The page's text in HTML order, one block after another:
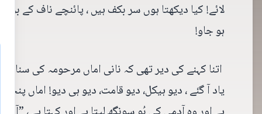
لائے! کیا دیکھتا ہوں سر بکف ہیں ، پائنچے ناف کے
ہو جاو!
اتنا کہنے کی دیر تھی کہ نانی اماں مرحومہ کی
یاد آ گئے ، دیو ہیکل، دیو قامت، دیو ہی دیو! اماں